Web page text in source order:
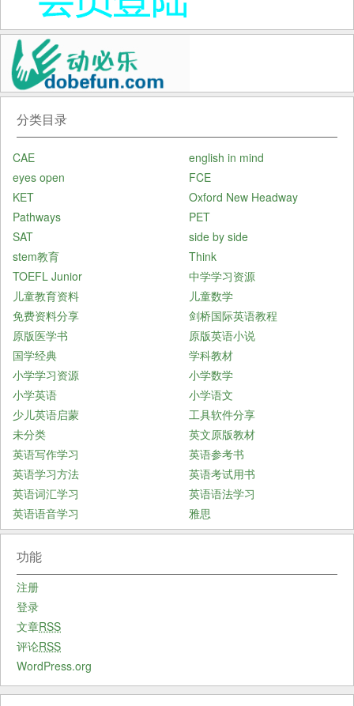
分类目录
CAE
english in mind
eyes open
FCE
KET
Oxford New Headway
Pathways
PET
SAT
side by side
stem教育
Think
TOEFL Junior
中学学习资源
儿童教育资料
儿童数学
免费资料分享
剑桥国际英语教程
原版医学书
原版英语小说
国学经典
学科教材
小学学习资源
小学数学
小学英语
小学语文
少儿英语启蒙
工具软件分享
未分类
英文原版教材
英语写作学习
英语参考书
英语学习方法
英语考试用书
英语词汇学习
英语语法学习
英语语音学习
雅思
功能
注册
登录
文章RSS
评论RSS
WordPress.org